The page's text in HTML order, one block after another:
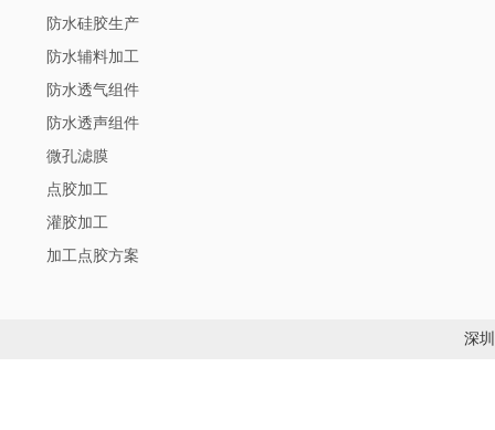
防水硅胶生产
防水辅料加工
防水透气组件
防水透声组件
微孔滤膜
点胶加工
灌胶加工
加工点胶方案
深